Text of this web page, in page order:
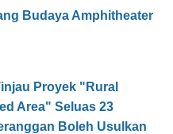
Budaya Amphitheater
Proyek "Rural
Area" Seluas 23
Boleh Usulkan